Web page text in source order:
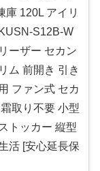
庫 120L アイリ
S12B-W
ーザー セカン
ム 前開き 引き
ファン式 セカ
取り不要 小型
トッカー 縦型
活 [安心延長保